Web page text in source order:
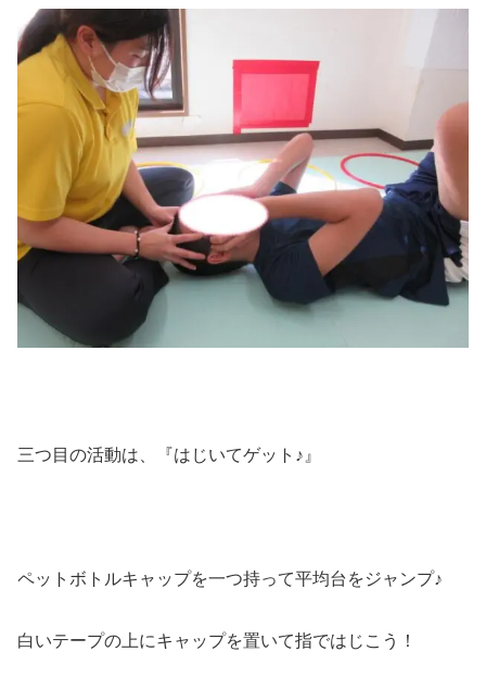
三つ目の活動は、『はじいてゲット♪』
ペットボトルキャップを一つ持って平均台をジャンプ♪
白いテープの上にキャップを置いて指ではじこう！